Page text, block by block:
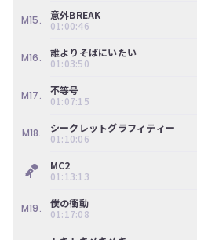
M15.
意外BREAK
01:00:46
M16.
誰よりそばにいたい
01:03:50
M17.
不等号
01:07:15
M18.
シークレットグラフィティー
01:10:06
MC2
01:13:13
M19.
僕の衝動
01:17:08